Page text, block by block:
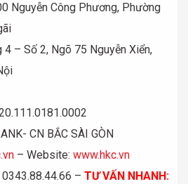
Nguyễn Công Phương, Phường
4 – Số 2, Ngõ 75 Nguyễn Xiển,
CN BẮC SÀI GÒN
– Website: www.hkc.vn
– TƯ VẤN NHANH: